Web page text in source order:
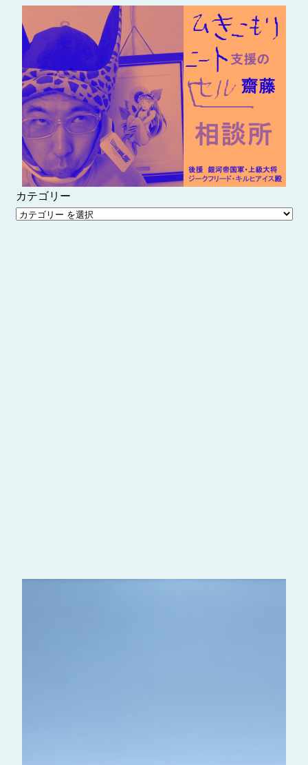
カテゴリー